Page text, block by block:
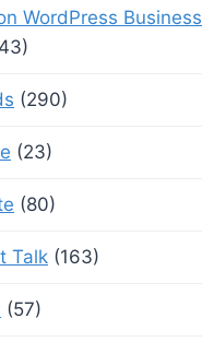
WordPress Business
(290)
(23)
(80)
Talk (163)
(57)